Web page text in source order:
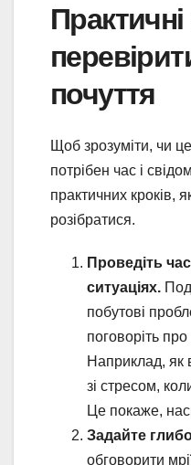
почуття
Щоб зрозуміти, чи
потрібен час і
практичних кроків,
розібратися.
Проведіть
ситуаціях.
побутові
поговоріть
Наприклад, як
зі стресом,
Це покаже,
Задайте
обговорити